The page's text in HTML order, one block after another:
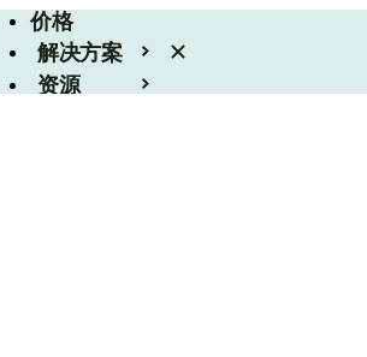
价格
解决方案
资源